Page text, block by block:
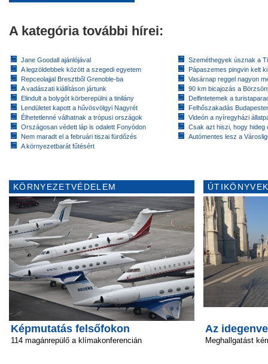
A kategória további hírei:
Jane Goodall ajánlójával
A legzöldebbek között a szegedi egyetem
Repceolajjal Bresztből Grenoble-ba
A vadászati kiállításon jártunk
Elindult a bolygót körberepülni a tinilány
Lendületet kapott a hűvösvölgyi Nagyrét
Élhetetlenné válhatnak a trópusi országok
Országosan védett láp is odalett Fonyódon
Nem maradt el a februári tiszai fürdőzés
A környezetbarát fűtésért
Szeméthegyek úsznak a
Pápaszemes pingvin kelt
Vasárnap reggel nagyon
90 km bicajozás a
Delfintetemek a
Felhőszakadás
Videón a nyíregyházi
Csak azt hiszi, hogy hideg
Autómentes lesz a
KÖRNYEZETVÉDELEM
Képmutatás felsőfokon
114 magánrepülő a klímakonferencián
Az
Meghallgatást